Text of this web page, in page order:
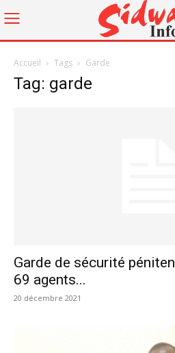
Accueil Tags Garde
Tag: garde
Garde de sécurité
69 agents...
20 décembre 2021